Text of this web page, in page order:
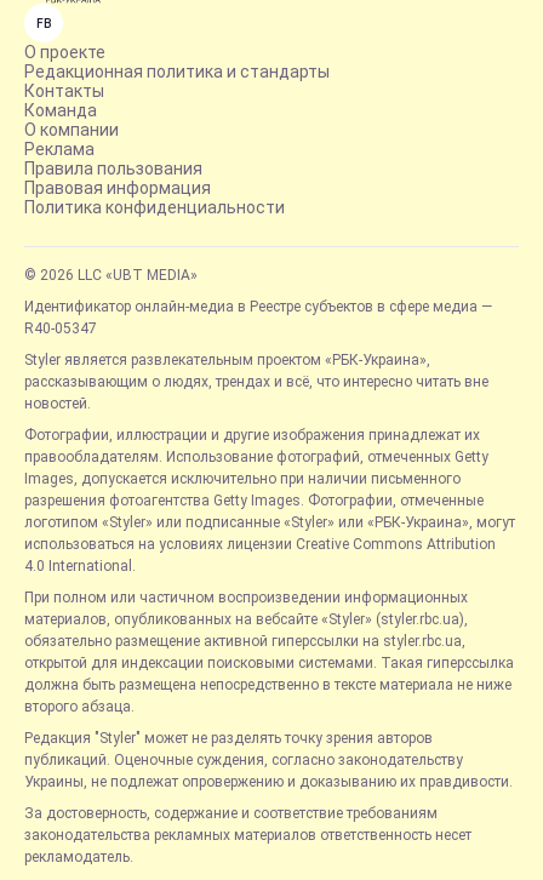
FB
О проекте
Редакционная политика и стандарты
Контакты
Команда
О компании
Реклама
Правила пользования
Правовая информация
Политика конфиденциальности
© 2026 LLC «UBT MEDIA»
Идентификатор онлайн-медиа в Реестре субъектов в сфере медиа —
R40-05347
Styler является развлекательным проектом «РБК-Украина»,
рассказывающим о людях, трендах и всё, что интересно читать вне
новостей.
Фотографии, иллюстрации и другие изображения принадлежат их
правообладателям. Использование фотографий, отмеченных Getty
Images, допускается исключительно при наличии письменного
разрешения фотоагентства Getty Images. Фотографии, отмеченные
логотипом «Styler» или подписанные «Styler» или «РБК-Украина», могут
использоваться на условиях лицензии Creative Commons Attribution
4.0 International.
При полном или частичном воспроизведении информационных
материалов, опубликованных на вебсайте «Styler» (styler.rbc.ua),
обязательно размещение активной гиперссылки на styler.rbc.ua,
открытой для индексации поисковыми системами. Такая гиперссылка
должна быть размещена непосредственно в тексте материала не ниже
второго абзаца.
Редакция "Styler" может не разделять точку зрения авторов
публикаций. Оценочные суждения, согласно законодательству
Украины, не подлежат опровержению и доказыванию их правдивости.
За достоверность, содержание и соответствие требованиям
законодательства рекламных материалов ответственность несет
рекламодатель.